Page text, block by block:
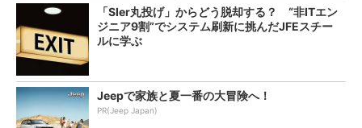
「SIer丸投げ」からどう脱却する？ “非ITエン
ジニア9割”でシステム刷新に挑んだJFEスチー
ルに学ぶ
Jeepで家族と夏一番の大冒険へ！
PR(Jeep Japan)